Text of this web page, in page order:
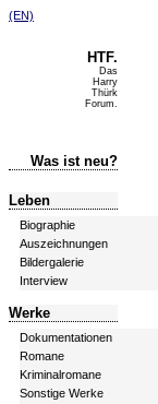
(EN)
HTF.
Das
Harry
Thürk
Forum.
Was ist neu?
Leben
Biographie
Auszeichnungen
Bildergalerie
Interview
Werke
Dokumentationen
Romane
Kriminalromane
Sonstige Werke